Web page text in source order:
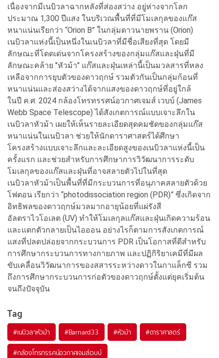
เนื่องจากมีเนบิวลาฉากหลังที่ส่องสว่าง อยู่ห่างจากโลก
ประมาณ 1,300 ปีแสง ในบริเวณพื้นที่ที่มีโมเลกุลของแก๊ส
หนาแน่นเรียกว่า “Orion B” ในกลุ่มดาวนายพราน (Orion)
เนบิวลาแห่งนี้เป็นหนึ่งในเนบิวลาที่มีชื่อเสียงที่สุด โดยมี
ลักษณะที่โดดเด่นจากโครงสร้างของกลุ่มแก๊สและฝุ่นที่มี
ลักษณะคล้าย "หัวม้า" แก๊สและฝุ่นเหล่านี้เป็นมวลสารที่หลง
เหลือจากการยุบตัวของดาวฤกษ์ รวมตัวกันเป็นกลุ่มก้อนที่
หนาแน่นและส่องสว่างได้จากแสงของดาวฤกษ์ที่อยู่ใกล้
ในปี ค.ศ. 2024 กล้องโทรทรรศน์อวกาศเจมส์ เวบบ์ (James
Webb Space Telescope) ได้สังเกตการณ์แบบเจาะลึกใน
เนบิวลาหัวม้า เผยให้เห็นรายละเอียดสุดคมชัดของกลุ่มแก๊ส
หนาแน่นในเนบิวลา ช่วยให้นักดาราศาสตร์ได้ศึกษา
โครงสร้างแบบเจาะลึกและละเอียดสูงของเนบิวลาแห่งนี้เป็น
ครั้งแรก และช่วยสำหรับการศึกษาการวิวัฒนาการระดับ
โมเลกุลของแก๊สและฝุ่นที่อาจสลายตัวไปในที่สุด
เนบิวลาหัวม้าเป็นพื้นที่ที่มีกระบวนการที่อนุภาคสลายตัวด้วย
โฟตอน เรียกว่า “photodissociation region (PDR)” ซึ่งเกิดจาก
อิทธิพลของดาวฤกษ์มวลมากอายุน้อยที่แผ่รังสี
อัลตราไวโอเลต (UV) ทำให้โมเลกุลแก๊สและฝุ่นเกิดความร้อน
และแตกตัวกลายเป็นไอออน อย่างไรก็ตามการสังเกตการณ์
แสงที่ปลดปล่อยจากกระบวนการ PDR เป็นโอกาสที่ดีสำหรับ
การศึกษากระบวนการทางกายภาพ และปฏิกิริยาเคมีที่มีผล
ขับเคลื่อนวิวัฒนาการของสสารระหว่างดาวในกาแล็กซี รวม
ถึงการศึกษากระบวนการก่อตัวของดาวฤกษ์ตั้งแต่ยุคเริ่มต้น
จนถึงปัจจุบัน
Tag
#เนบิวลาหัวม้า #Barnard33 #หัวม้า #ดาราศาสตร์
#กล้องโทรทรรศน์อวกาศเจมส์เวบบ์